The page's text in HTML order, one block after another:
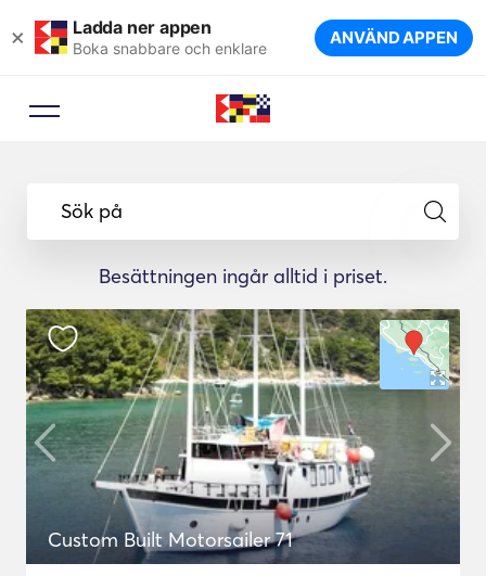
× Ladda ner appen
Boka snabbare och enklare ANVÄND APPEN
Sök på
Besättningen ingår alltid i priset.
Custom Built Motorsailer 71